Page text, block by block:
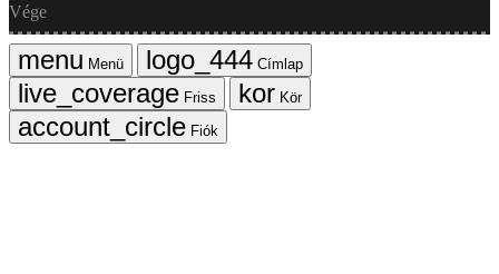
Vége
Menü
Címlap
Friss
Kör
Fiók